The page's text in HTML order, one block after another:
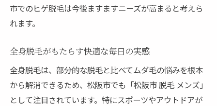
市でのヒゲ脱毛は今後ますますニーズが高まると考えら
れます。
全身脱毛がもたらす快適な毎日の実感
全身脱毛は、部分的な脱毛と比べてムダ毛の悩みを根本
から解消できるため、松阪市でも「松阪市 脱毛 メンズ」
として注目されています。特にスポーツやアウトドアが